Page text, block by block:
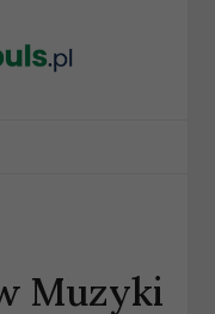
Muzyki